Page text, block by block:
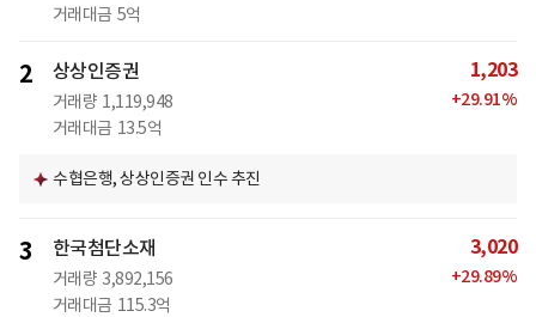
거래대금 5억
2 상상인증권
거래량 1,119,948
거래대금 13.5억
1,203
+29.91%
수협은행, 상상인증권 인수 추진
3 한국첨단소재
거래량 3,892,156
거래대금 115.3억
3,020
+29.89%